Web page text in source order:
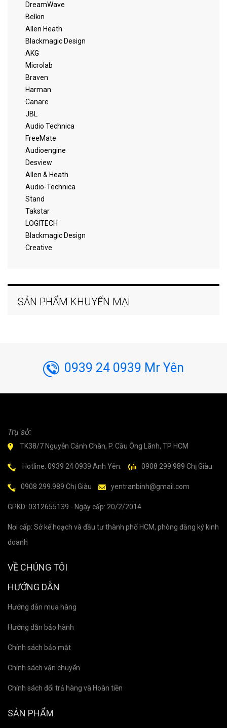
DreamWave
Belkin
Allen Heath
Blackmagic Design
AKG
Microlab
Braven
Harman
Canare
JBL
Audio Technica
FreeMate
Audioengine
Desview
Allen & Heath
Audio-Technica
Stand
Takstar
LOGITECH
Blackmagic Design
Creative
SẢN PHẨM KHUYẾN MẠI
0939 24 0939 Mr Yên
Trụ sở:
TK38/7 Nguyễn Cảnh Chân, P. Cầu Ông Lãnh, TP HCM
Hotline: 0939 24 0939 Anh Yên. 0908 299.989 Chị Giàu
0908 299.989 Chị Giàu yentranbinh@gmail.com
GPKD: 0312655139 - Ngày cấp: 20/2/2014
Nơi cấp: Sở kế hoạch và đầu tư thành phố HCM, phòng đăng ký kinh
doanh
VỀ CHÚNG TÔI
HƯỚNG DẪN
Hướng dẫn mua hàng
Hướng dẫn bảo hành
Chính sách bảo mật
Chính sách vận chuyển
Chính sách đổi trả hàng và Hoàn tiền
SẢN PHẨM